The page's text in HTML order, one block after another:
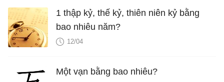
1 thập kỷ, thế kỷ, thiên niên kỷ bằng
bao nhiêu năm?
12/04
Một vạn bằng bao nhiêu?